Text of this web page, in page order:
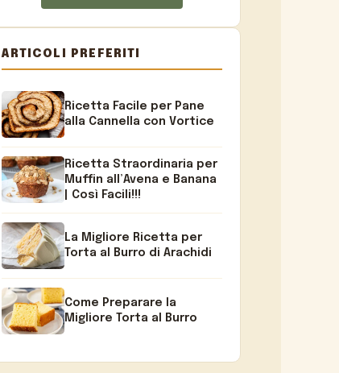
ARTICOLI PREFERITI
Ricetta Facile per Pane
alla Cannella con Vortice
Ricetta Straordinaria per
Muffin all’Avena e Banana
| Così Facili!!!
La Migliore Ricetta per
Torta al Burro di Arachidi
Come Preparare la
Migliore Torta al Burro